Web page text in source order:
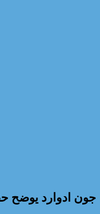
جون ادوارد يوضح